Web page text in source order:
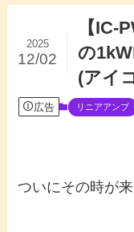
【IC-
の
(アイ
2025
12/02
広告 リニアアンプ
ついにその時が来